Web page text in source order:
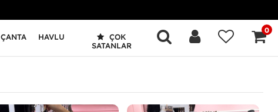
ÇANTA HAVLU
ÇOK
SATANLAR
0